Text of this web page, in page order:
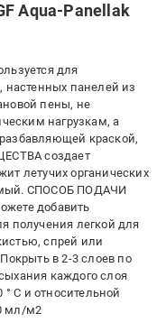
Aqua-Panellak
для
настенных панелей из
пены, не
нагрузкам, а
краской,
создает
летучих органических
СПОСОБ ПОДАЧИ
добавить
получения легкой для
спрей или
в 2-3 слоев по
каждого слоя
° C и относительной
мл/м2